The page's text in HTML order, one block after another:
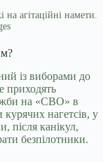
агітаційні намети.
із виборами до
приходять
на «СВО» в
курячих нагетсів, у
після канікул,
безпілотники.